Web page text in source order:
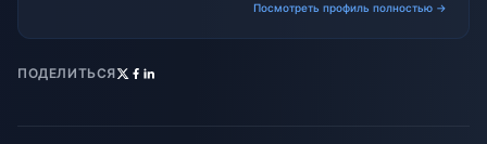
Посмотреть профиль полностью →
ПОДЕЛИТЬСЯ